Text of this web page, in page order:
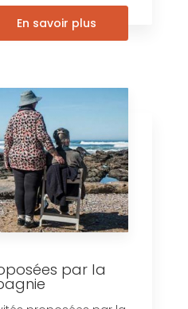
En savoir plus
par la